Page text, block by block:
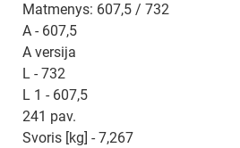
Matmenys: 607,5 / 732
A - 607,5
A versija
L - 732
L 1 - 607,5
241 pav.
Svoris [kg] - 7,267